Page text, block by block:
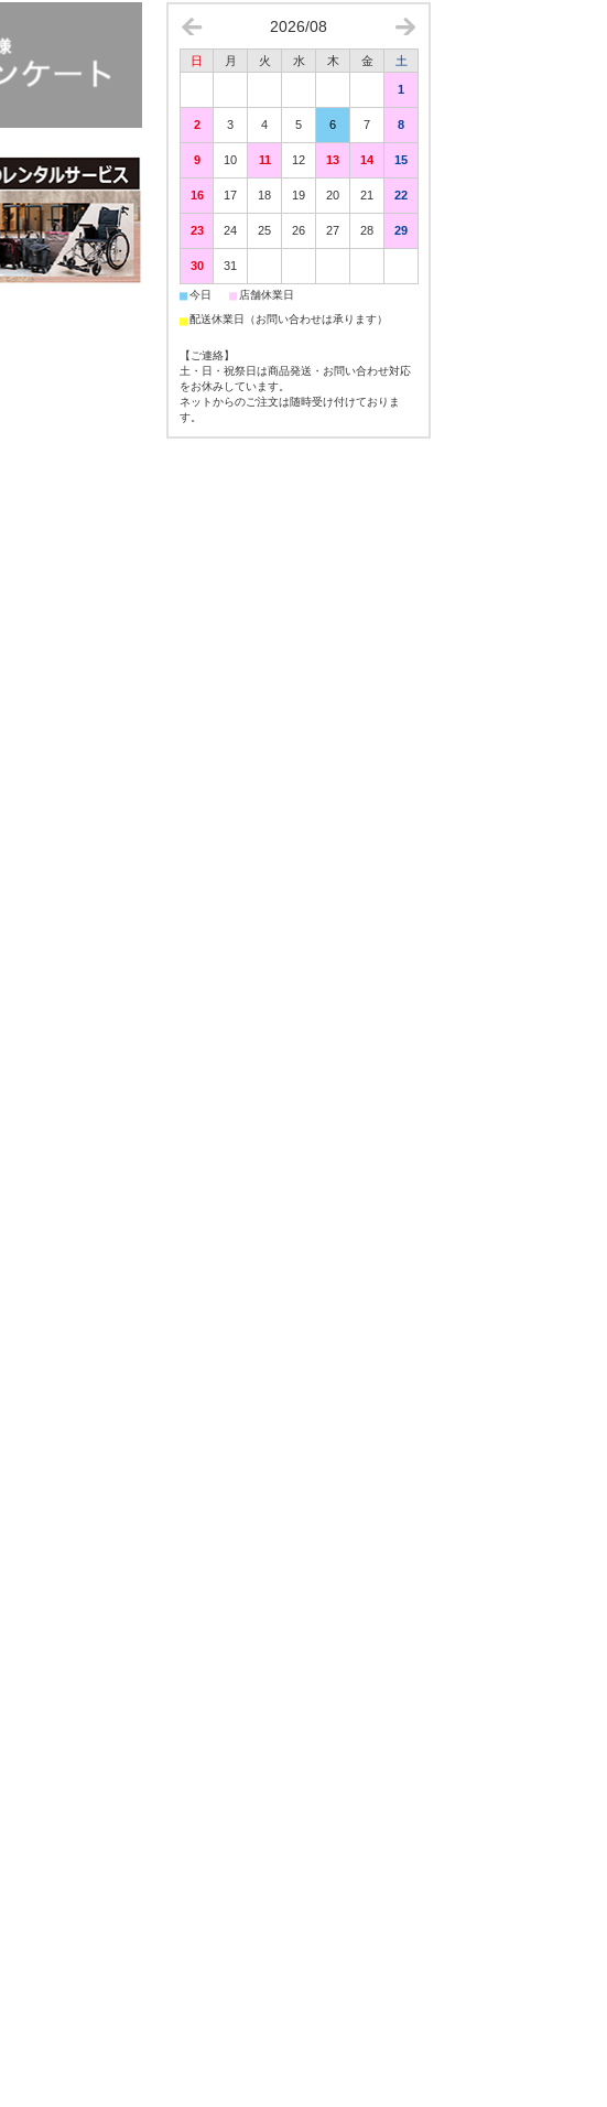
2026/08
日 月 火 水 木 金 土
1
2 3 4 5 6 7 8
9 10 11 12 13 14 15
16 17 18 19 20 21 22
23 24 25 26 27 28 29
30 31
■今日 ■ 店舗休業日
■配送休業日（お問い合わせは承ります）
【ご連絡】
土・日・祝祭日は商品発送・お問い合わせ対応
をお休みしています。
ネットからのご注文は随時受け付けておりま
す。